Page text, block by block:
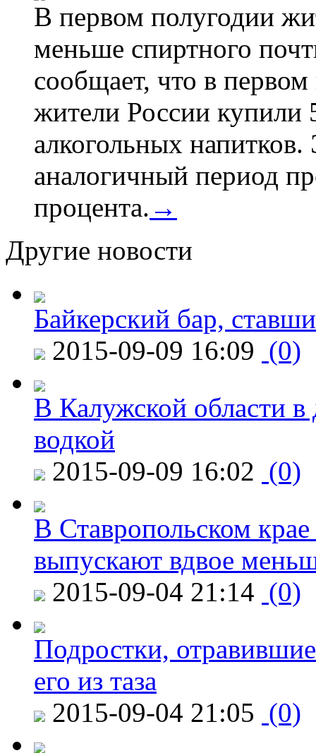
В первом полугодии
меньше спиртного
сообщает, что в
жители России купили
алкогольных
аналогичный период
процента. →
Другие новости
Байкерский бар,
2015-09-09 16:09 (0)
В Калужской области в
водкой
2015-09-09 16:02 (0)
В Ставропольском
выпускают вдвое
2015-09-04 21:14 (0)
Подростки,
его из таза
2015-09-04 21:05 (0)